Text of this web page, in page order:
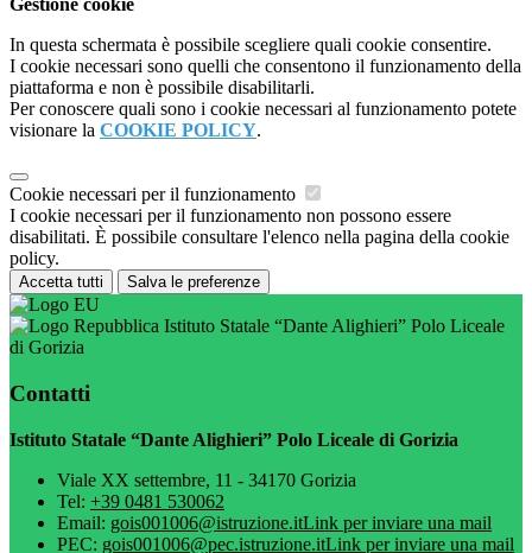
Gestione cookie
In questa schermata è possibile scegliere quali cookie consentire.
I cookie necessari sono quelli che consentono il funzionamento della
piattaforma e non è possibile disabilitarli.
Per conoscere quali sono i cookie necessari al funzionamento potete
visionare la COOKIE POLICY.
Cookie necessari per il funzionamento
I cookie necessari per il funzionamento non possono essere
disabilitati. È possibile consultare l'elenco nella pagina della cookie
policy.
Accetta tutti Salva le preferenze
Istituto Statale “Dante Alighieri” Polo Liceale
di Gorizia
Contatti
Istituto Statale “Dante Alighieri” Polo Liceale di Gorizia
Viale XX settembre, 11 - 34170 Gorizia
Tel: +39 0481 530062
Email: gois001006@istruzione.itLink per inviare una mail
PEC: gois001006@pec.istruzione.itLink per inviare una mail